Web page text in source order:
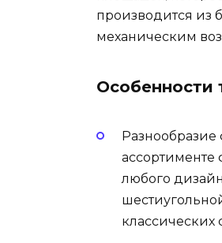
производится из
механическим
Особенности
ассортименте
любого